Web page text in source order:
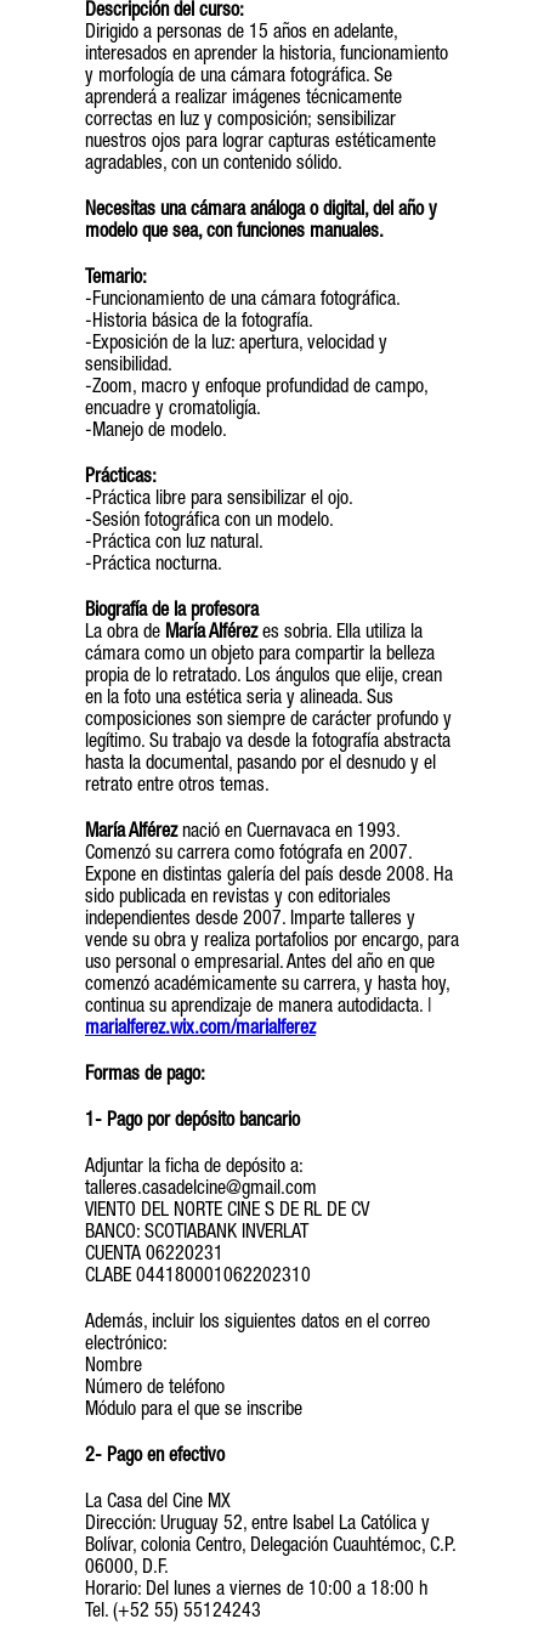
Descripción del curso:
Dirigido a personas de 15 años en adelante,
interesados en aprender la historia, funcionamiento
y morfología de una cámara fotográfica. Se
aprenderá a realizar imágenes técnicamente
correctas en luz y composición; sensibilizar
nuestros ojos para lograr capturas estéticamente
agradables, con un contenido sólido.
Necesitas una cámara análoga o digital, del año y
modelo que sea, con funciones manuales.
Temario:
-Funcionamiento de una cámara fotográfica.
-Historia básica de la fotografía.
-Exposición de la luz: apertura, velocidad y
sensibilidad.
-Zoom, macro y enfoque profundidad de campo,
encuadre y cromatoligía.
-Manejo de modelo.
Prácticas:
-Práctica libre para sensibilizar el ojo.
-Sesión fotográfica con un modelo.
-Práctica con luz natural.
-Práctica nocturna.
Biografía de la profesora
La obra de María Alférezes sobria. Ella utiliza la
cámara como un objeto para compartir la belleza
propia de lo retratado. Los ángulos que elije, crean
en la foto una estética seria y alineada. Sus
composiciones son siempre de carácter profundo y
legítimo. Su trabajo va desde la fotografía abstracta
hasta la documental, pasando por el desnudo y el
retrato entre otros temas.
María Alféreznació en Cuernavaca en 1993.
Comenzó su carrera como fotógrafa en 2007.
Expone en distintas galería del país desde 2008. Ha
sido publicada en revistas y con editoriales
independientes desde 2007. Imparte talleres y
vende su obra y realiza portafolios por encargo, para
uso personal o empresarial. Antes del año en que
comenzó académicamente su carrera, y hasta hoy,
continua su aprendizaje de manera autodidacta. |
marialferez.wix.com/marialferez
Formas de pago:
1- Pago por depósito bancario
Adjuntar la ficha de depósito a:
talleres.casadelcine@gmail.com
VIENTO DEL NORTE CINE S DE RL DE CV
BANCO: SCOTIABANK INVERLAT
CUENTA 06220231
CLABE 044180001062202310
Además, incluir los siguientes datos en el correo
electrónico:
Nombre
Número de teléfono
Módulo para el que se inscribe
2- Pago en efectivo
La Casa del Cine MX
Dirección: Uruguay 52, entre Isabel La Católica y
Bolívar, colonia Centro, Delegación Cuauhtémoc, C.P.
06000, D.F.
Horario: Del lunes a viernes de 10:00 a 18:00 h
Tel. (+52 55) 55124243